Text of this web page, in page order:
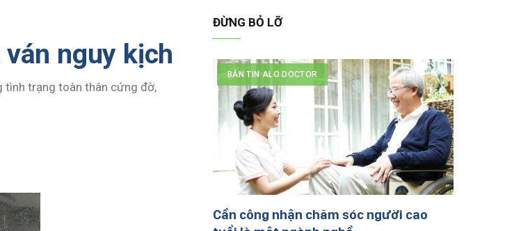
nguy kịch
tình trạng toàn thân cứng đờ,
ĐỪNG BỎ LỠ
BẢN TIN ALO DOCTOR
Cần công nhận chăm sóc người cao